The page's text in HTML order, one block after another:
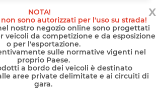
x
NOTA!
sono autorizzati per l'uso su strada!
nostro negozio online sono progettati
veicoli da competizione e da esposizione
o per l'esportazione.
sulle normative vigenti nel
proprio Paese.
a bordo dei veicoli è destinato
aree private delimitate e ai circuiti di
gara.